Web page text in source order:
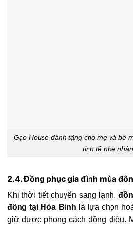
Gạo House dành tặng cho mẹ và bé
tinh tế nhẹ
2.4. Đồng phục gia đình mùa
Khi thời tiết chuyển sang lạnh,
đông tại Hòa Bình là lựa chọn
giữ được phong cách đồng điệu.